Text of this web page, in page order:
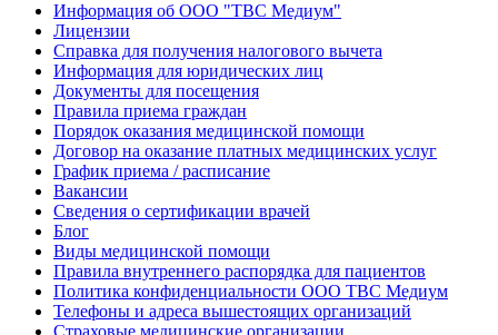
Информация об ООО "ТВС Медиум"
Лицензии
Справка для получения налогового вычета
Информация для юридических лиц
Документы для посещения
Правила приема граждан
Порядок оказания медицинской помощи
Договор на оказание платных медицинских услуг
График приема / расписание
Вакансии
Сведения о сертификации врачей
Блог
Виды медицинской помощи
Правила внутреннего распорядка для пациентов
Политика конфиденциальности ООО ТВС Медиум
Телефоны и адреса вышестоящих организаций
Страховые медицинские организации